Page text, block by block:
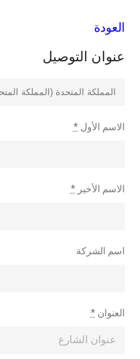
العودة
عنوان التوصيل
الاسم الأول*
الاسم الأخير*
اسم الشركة
العنوان*